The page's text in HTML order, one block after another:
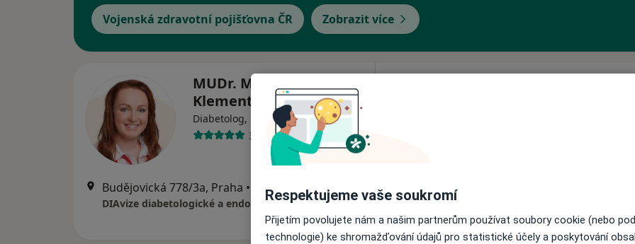
Vojenská zdravotní pojišťovna ČR Zobrazit více
MUDr. Marta
Klementová
Diabetolog, Endokrinolog·Více
3 názory
Budějovická 778/3a, Praha • Mapa
DIAvize diabetologické a endokrinologické centrumRespektujeme vaše soukromí
Přijetím povolujete nám a našim partnerům používat soubory cookie (nebo
technologie) ke shromažďování údajů pro statistické účely a poskytování